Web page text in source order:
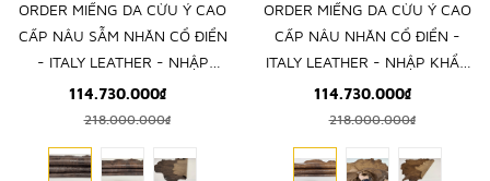
ORDER MIẾNG DA CỪU Ý CAO
CẤP NÂU SẪM NHĂN CỔ ĐIỂN
- ITALY LEATHER - NHẬP
KHẨU CHÍNH HÃNG TỪ Ý
114.730.000₫
218.000.000₫
ORDER MIẾNG DA CỪU Ý CAO
CẤP NÂU NHĂN CỔ ĐIỂN -
ITALY LEATHER - NHẬP KHẨU
CHÍNH HÃNG TỪ Ý
114.730.000₫
218.000.000₫